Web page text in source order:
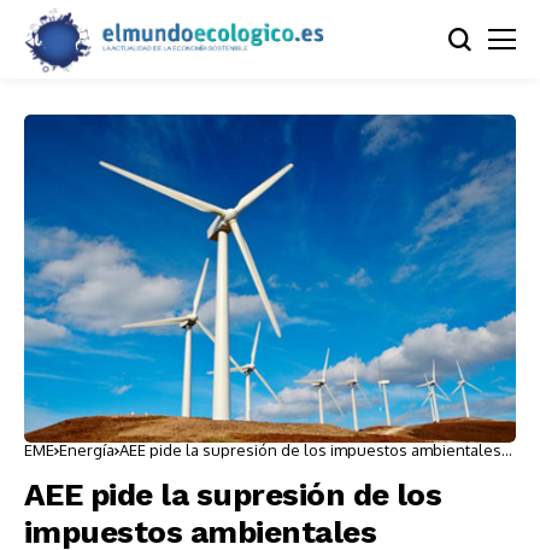
EME Energía AEE pide la supresión de los impuestos ambientales
AEE pide la supresión de los
impuestos ambientales